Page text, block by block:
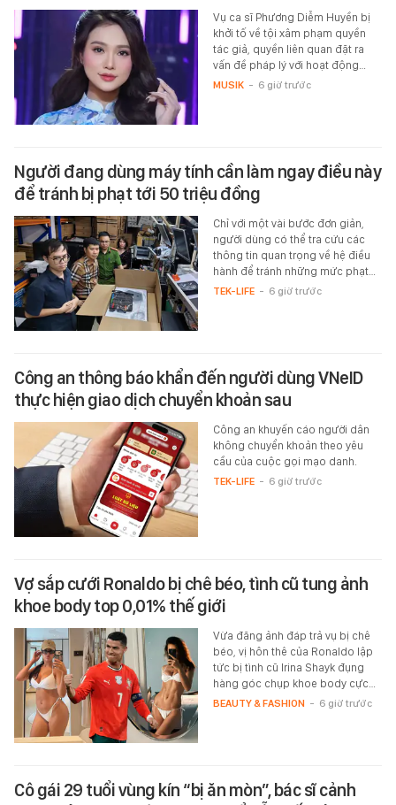
Vụ ca sĩ Phương Diễm Huyền bị
khởi tố về tội xâm phạm quyền
tác giả, quyền liên quan đặt ra
vấn đề pháp lý với hoạt động…
MUSIK - 6 giờ trước
Người đang dùng máy tính cần làm ngay điều này
để tránh bị phạt tới 50 triệu đồng
Chỉ với một vài bước đơn giản,
người dùng có thể tra cứu các
thông tin quan trọng về hệ điều
hành để tránh những mức phạt…
TEK-LIFE - 6 giờ trước
Công an thông báo khẩn đến người dùng VNeID
thực hiện giao dịch chuyển khoản sau
Công an khuyến cáo người dân
không chuyển khoản theo yêu
cầu của cuộc gọi mạo danh.
TEK-LIFE - 6 giờ trước
Vợ sắp cưới Ronaldo bị chê béo, tình cũ tung ảnh
khoe body top 0,01% thế giới
Vừa đăng ảnh đáp trả vụ bị chê
béo, vị hôn thê của Ronaldo lập
tức bị tình cũ Irina Shayk đụng
hàng góc chụp khoe body cực…
BEAUTY & FASHION - 6 giờ trước
Cô gái 29 tuổi vùng kín “bị ăn mòn”, bác sĩ cảnh